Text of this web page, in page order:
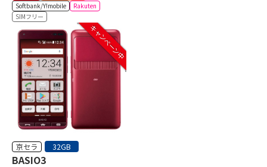
Softbank/Y!mobile
Rakuten
SIMフリー
キャンペーン中
京セラ 32GB
BASIO3